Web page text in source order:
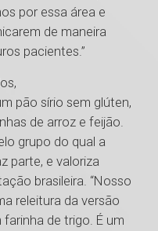
por essa área e
de maneira
pacientes.”
pão sírio sem glúten,
de arroz e feijão.
grupo do qual a
parte, e valoriza
brasileira. “Nosso
releitura da versão
de trigo. É um